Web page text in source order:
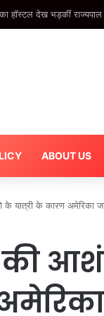
में फर्स्ट डिवीजन हुआ
ABOUT US
के कारण अमेरिका
की